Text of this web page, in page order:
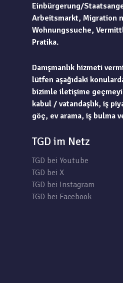
Einbürgerung/
Arbeitsmarkt, Migration
Wohnungssuche,
Pratika.
Danışmanlık hizmeti
lütfen aşağıdaki
bizimle iletişime
kabul / vatandaşlık, iş
göç, ev arama, iş bulma
TGD im Netz
TGD bei Youtube
TGD bei X
TGD bei Instagram
TGD bei Facebook